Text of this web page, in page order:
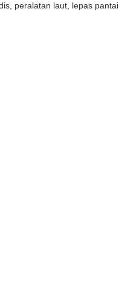
peralatan laut, lepas pantai,